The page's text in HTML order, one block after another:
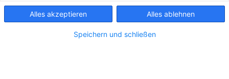
Impressum
Alles akzeptieren Alles ablehnen
Speichern und schließen